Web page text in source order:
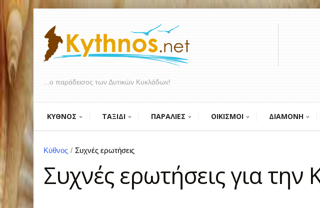
...ο παράδεισος των Δυτικών Κυκλάδων!
ΚΥΘΝΟΣ ΤΑΞΙΔΙ ΠΑΡΑΛΙΕΣ ΟΙΚΙΣΜΟΙ ΔΙΑΜΟΝΗ
Κύθνος / Συχνές ερωτήσεις
Συχνές ερωτήσεις για την